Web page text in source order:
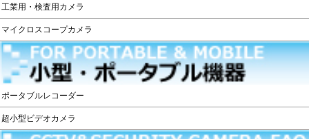
工業用・検査用カメラ
マイクロスコープカメラ
ポータブルレコーダー
超小型ビデオカメラ